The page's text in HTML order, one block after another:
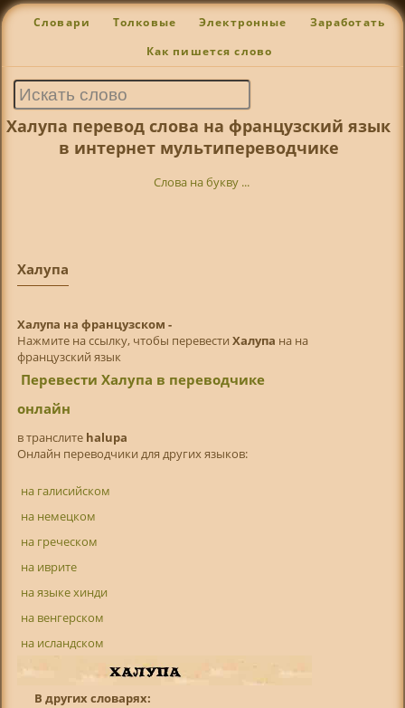
Словари Толковые Электронные Заработать
Как пишется слово
Халупа перевод слова на французский язык
в интернет мультипереводчике
Слова на букву ...
Халупа
Халупа на французском -
Нажмите на ссылку, чтобы перевести Халупа на на
французский язык
Перевести Халупа в переводчике
онлайн
в транслитe halupa
Онлайн переводчики для других языков:
на галисийском
на немецком
на греческом
на иврите
на языке хинди
на венгерском
на исландском
В других словарях: